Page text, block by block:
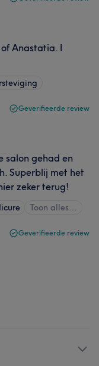
Anastatia. I
Geverifieerde review
salon gehad en
Superblij met het
zeker terug!
Toon alles…
Geverifieerde review